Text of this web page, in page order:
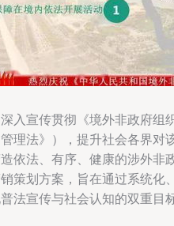
入宣传贯彻《境外非政府组
理法》），提升社会各界对
依法、有序、健康的涉外非
策划方案，旨在通过系统化
法宣传与社会认知的双重目标